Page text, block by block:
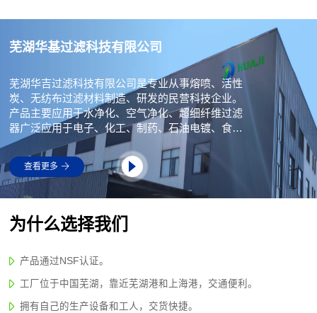
芜湖华基过滤科技有限公司
芜湖华吉过滤科技有限公司是专业从事熔喷、活性
炭、无纺布过滤材料制造、研发的民营科技企业。
产品主要应用于水净化、空气净化、超细纤维过滤
器广泛应用于电子、化工、制药、石油电镀、食
品、材料等行业。我公司拥有雄厚的技术力量，先
进的生产和检测设备。我公司建立和完善了一套先
进的生产设备。生产、销售过程管理体系和质量保
证体系。我们的目标是追求完美的品质，为客户提
供真诚的服务。我们愿与国内外各界朋友真诚合
作，共同发展。
查看更多
为什么选择我们
产品通过NSF认证。
工厂位于中国芜湖，靠近芜湖港和上海港，交通便利。
拥有自己的生产设备和工人，交货快捷。